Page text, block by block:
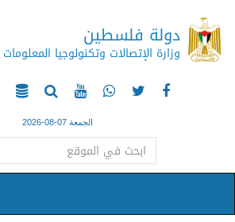
دولة فلسطين
وزارة الإتصالات وتكنولوجيا المعلومات
الجمعة 07-08-2026